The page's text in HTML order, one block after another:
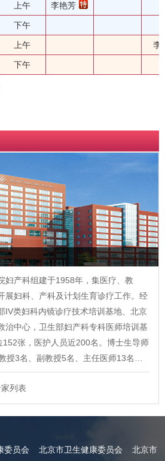
上午 李艳芳
下午
上午 李
下午
妇产科组建于1958年，集医疗、教
展妇科、产科及计划生育诊疗工作。经
IV类妇科内镜诊疗技术培训基地、北京
治中心，卫生部妇产科专科医师培训基
张，医护人员近200名。博士生导师
授3名、副教授5名、主任医师13名…
列表
委员会 北京市卫生健康委员会 北京市